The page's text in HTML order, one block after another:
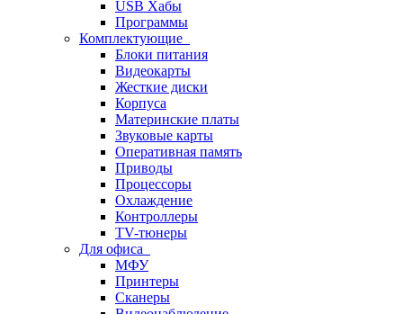
USB Хабы
Программы
Комплектующие
Блоки питания
Видеокарты
Жесткие диски
Корпуса
Материнские платы
Звуковые карты
Оперативная память
Приводы
Процессоры
Охлаждение
Контроллеры
TV-тюнеры
Для офиса
МФУ
Принтеры
Сканеры